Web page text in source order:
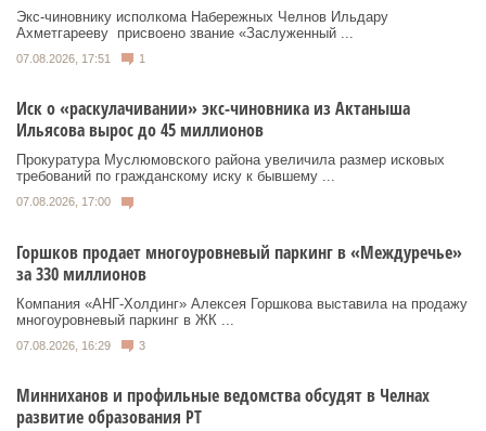
Экс‑чиновнику исполкома Набережных Челнов Ильдару
Ахметгарееву присвоено звание «Заслуженный ...
07.08.2026, 17:51 1
Иск о «раскулачивании» экс-чиновника из Актаныша
Ильясова вырос до 45 миллионов
Прокуратура Муслюмовского района увеличила размер исковых
требований по гражданскому иску к бывшему ...
07.08.2026, 17:00
Горшков продает многоуровневый паркинг в «Междуречье»
за 330 миллионов
Компания «АНГ-Холдинг» Алексея Горшкова выставила на продажу
многоуровневый паркинг в ЖК ...
07.08.2026, 16:29 3
Минниханов и профильные ведомства обсудят в Челнах
развитие образования РТ